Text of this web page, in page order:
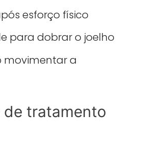
esforço físico
para dobrar o joelho
movimentar a
de tratamento